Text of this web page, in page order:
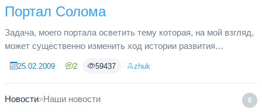
Портал Солома
Задача, моего портала осветить тему которая, на мой взгляд,
может существенно изменить ход истории развития
биотопливо СОЛОМУ оцен...
25.02.2009 2 59437 zhuk
6
Новости»Наши новости